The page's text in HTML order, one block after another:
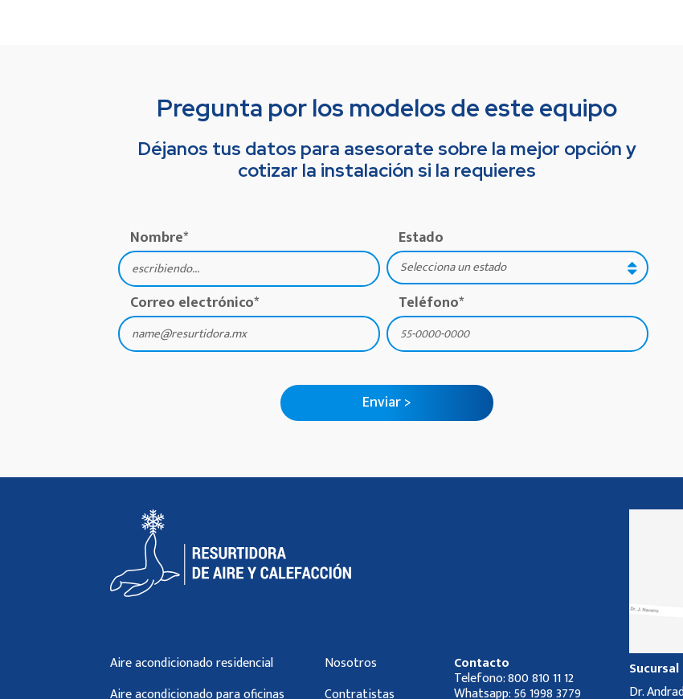
Pregunta por los modelos de este equipo
Déjanos tus datos para asesorate sobre la mejor opción y
cotizar la instalación si la requieres
Nombre* Estado
Correo electrónico* Teléfono*
Aire acondicionado residencial
Aire acondicionado para oficinas
Nosotros
Contratistas
Contacto
Telefono:800 810 11 12
Whatsapp:56 1998 3779
Dr.